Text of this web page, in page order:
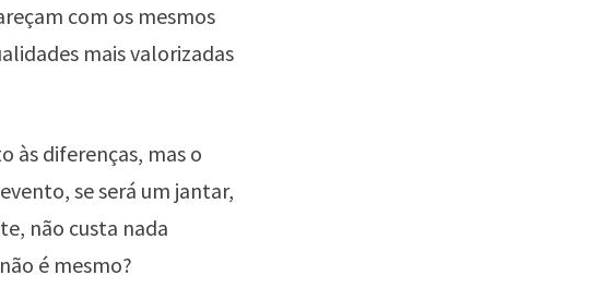
com os mesmos
mais valorizadas
às diferenças, mas o
se será um jantar,
não custa nada
é mesmo?